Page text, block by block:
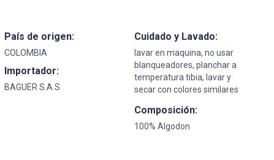
País de origen:
COLOMBIA
Importador:
BAGUER S.A.S
Cuidado y Lavado:
lavar en maquina, no usar
blanqueadores, planchar a
temperatura tibia, lavar y
secar con colores similares
Composición:
100% Algodon